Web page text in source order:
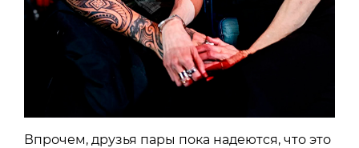
Впрочем, друзья пары пока надеются, что это